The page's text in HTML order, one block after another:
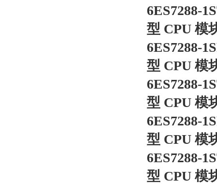
6ES7288-
型 CPU 模
6ES7288-
型 CPU 模
6ES7288-
型 CPU 模
6ES7288-
型 CPU 模
6ES7288-
型 CPU 模